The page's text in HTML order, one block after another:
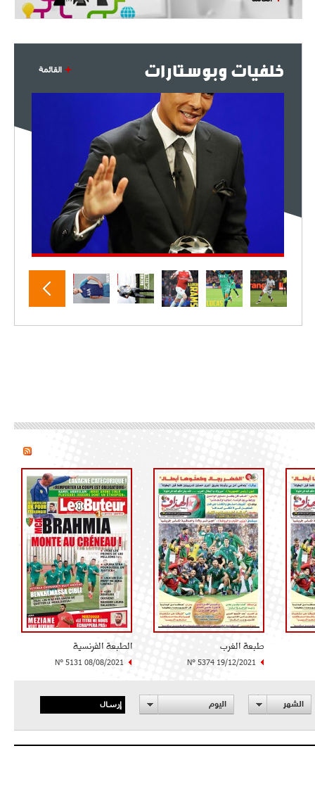
خلفيات وبوستارات القائمة
طبعة الغرب
N° 5374 19/12/2021
الطبعة الفرنسية
N° 5131 08/08/2021
الشهر اليوم إرسال